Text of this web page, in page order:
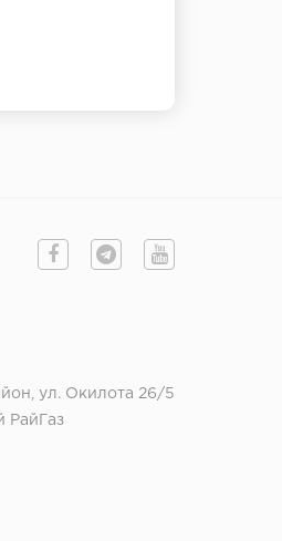
ул. Окилота 26/5
РайГаз